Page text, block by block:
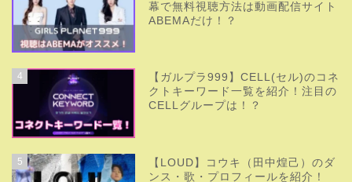
幕で無料視聴方法は動画配信サイト
ABEMAだけ！？
4
【ガルプラ999】CELL(セル)のコネ
クトキーワード一覧を紹介！注目の
CELLグループは！？
5
【LOUD】コウキ（田中煌己）のダ
ンス・歌・プロフィールを紹介！